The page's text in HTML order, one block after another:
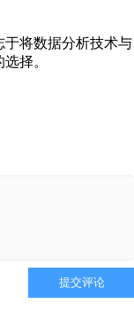
于将数据分析技术与
择。
提交评论